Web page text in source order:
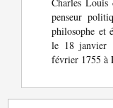
penseur
philosophe et
le 18 janvier
février 1755 à